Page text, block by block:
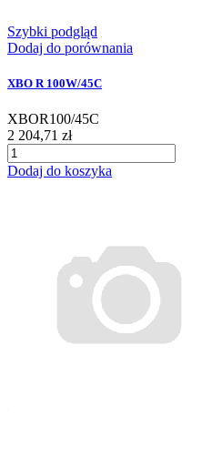
Szybki podgląd
Dodaj do porównania
XBO R 100W/45C
XBOR100/45C
2 204,71 zł
Dodaj do koszyka